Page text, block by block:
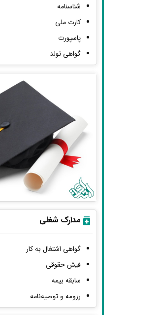
شناسنامه
کارت ملی
پاسپورت
گواهی تولد
مدارک شغلی
گواهی اشتغال به کار
فیش حقوقی
سابقه بیمه
رزومه و توصیه‌نامه